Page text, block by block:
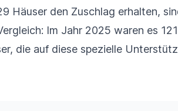
Häuser den Zuschlag erhalten,
Im Jahr 2025 waren es
die auf diese spezielle